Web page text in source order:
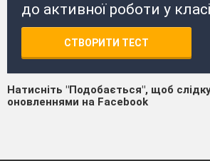
до активної роботи у
СТВОРИТИ ТЕСТ
Натисніть "Подобається", щоб
оновленнями на Facebook